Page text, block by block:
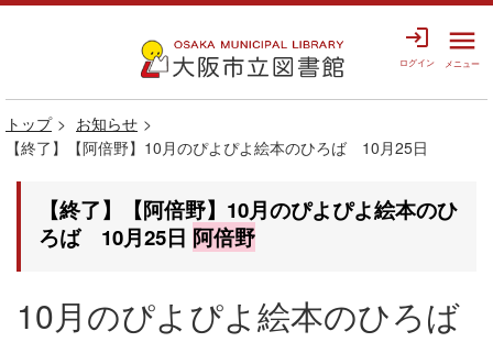
login
ログイン
menu
メニュー
トップ
お知らせ
【終了】【阿倍野】10月のぴよぴよ絵本のひろば 10月25日
【終了】【阿倍野】10月のぴよぴよ絵本のひ
ろば 10月25日 阿倍野
10月のぴよぴよ絵本のひろば